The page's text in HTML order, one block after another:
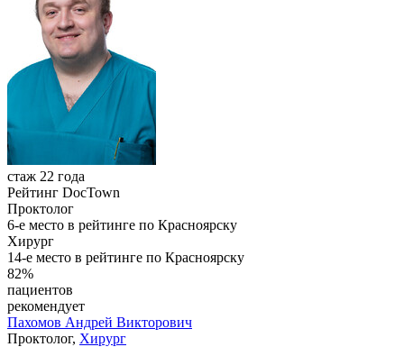
стаж 22 года
Рейтинг DocTown
Проктолог
6-е место в рейтинге по Красноярску
Хирург
14-е место в рейтинге по Красноярску
82%
пациентов
рекомендует
Пахомов Андрей Викторович
Проктолог, Хирург